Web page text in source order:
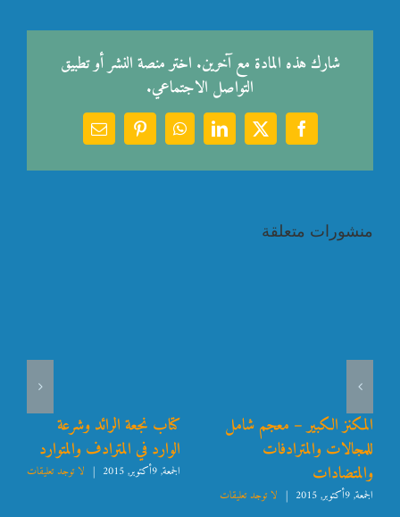
شارك هذه المادة مع آخرين. اختر منصة النشر أو تطبيق
التواصل الاجتماعي.
Facebook
X
LinkedIn
WhatsApp
Pinterest
Email
منشورات متعلقة
المكنز الكبير – معجم شامل
للمجالات والمترادفات
والمتضادات
الجمعة, 9أكتوبر, 2015 | لا توجد تعليقات
كتاب نجعة الرائد وشرعة
الوارد في المترادف والمتوارد
الجمعة, 9أكتوبر, 2015 | لا توجد تعليقات